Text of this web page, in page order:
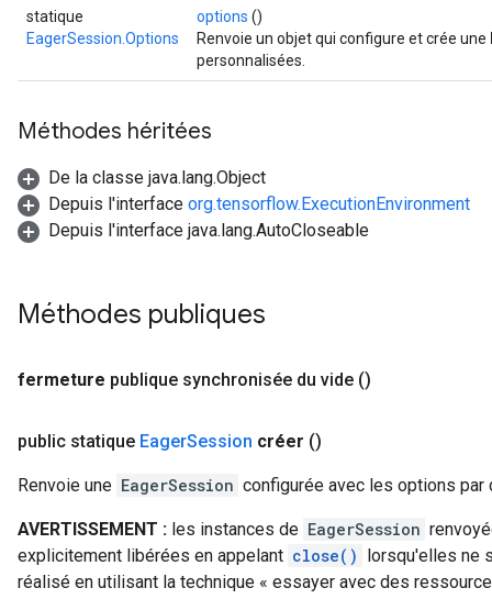
statique
EagerSession.Options
options ()
Renvoie un objet qui configure et crée une
personnalisées.
Méthodes héritées
De la classe java.lang.Object
Depuis l'interface org.tensorflow.ExecutionEnvironment
Depuis l'interface java.lang.AutoCloseable
Méthodes publiques
fermeture publique synchronisée du vide ()
public statique EagerSession créer ()
Renvoie une EagerSession configurée avec les options par
AVERTISSEMENT : les instances de EagerSession
explicitement libérées en appelant close() lorsqu'elles ne
réalisé en utilisant la technique « essayer avec des